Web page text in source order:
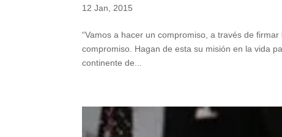
12 Jan, 2015
“Vamos a hacer un compromiso, a través de
compromiso. Hagan de esta su misión en la vida
continente de...